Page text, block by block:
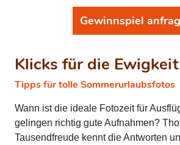
Gewinnspiel
Klicks für die Ewigkeit
Tipps für tolle Sommerurlaubsfotos
Wann ist die ideale Fotozeit für
gelingen richtig gute Aufnahmen?
Tausendfreude kennt die Antworten